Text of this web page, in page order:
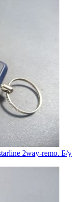
2way-remo. Б/у